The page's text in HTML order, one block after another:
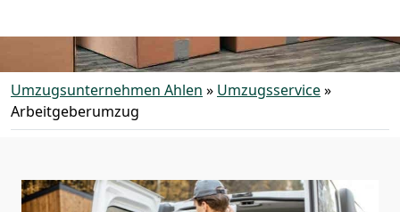
Umzugsunternehmen Ahlen » Umzugsservice»
Arbeitgeberumzug